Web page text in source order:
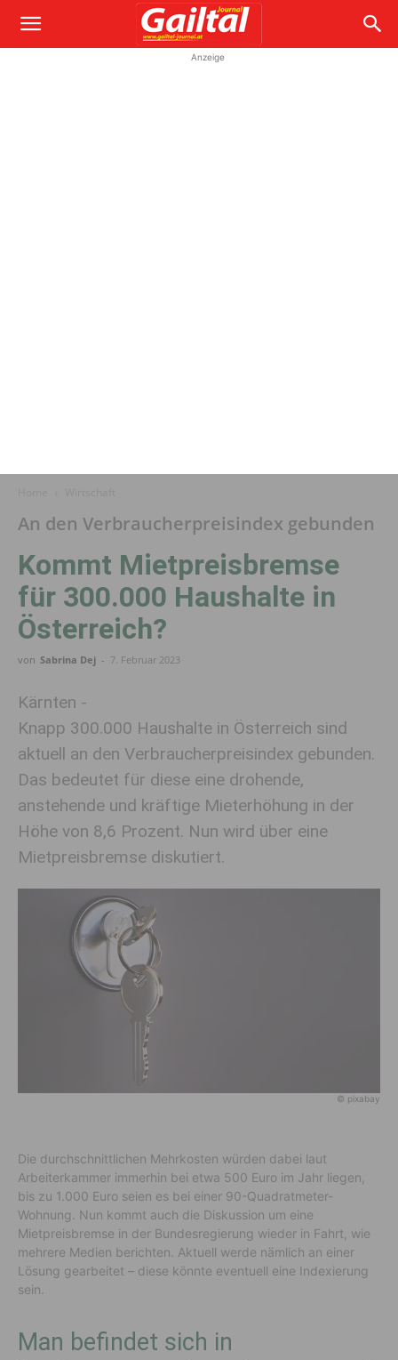
Anzeige
An den Verbraucherpreisindex gebunden
Kommt Mietpreis­bremse
für 300.000 Haushalte in
Österreich?
von Sabrina Dej - 7. Februar 2023
Kärnten -
Knapp 300.000 Haushalte in Österreich sind
aktuell an den Verbraucherpreisindex gebunden.
Das bedeutet für diese eine drohende,
anstehende und kräftige Mieterhöhung in der
Höhe von 8,6 Prozent. Nun wird über eine
Mietpreisbremse diskutiert.
© pixabay
Die durchschnittlichen Mehrkosten würden dabei laut
Arbeiterkammer immerhin bei etwa 500 Euro im Jahr liegen,
bis zu 1.000 Euro seien es bei einer 90-Quadratmeter-
Wohnung. Nun kommt auch die Diskussion um eine
Mietpreisbremse in der Bundesregierung wieder in Fahrt, wie
mehrere Medien berichten. Aktuell werde nämlich an einer
Lösung gearbeitet – diese könnte eventuell eine Indexierung
sein.
Man befindet sich in